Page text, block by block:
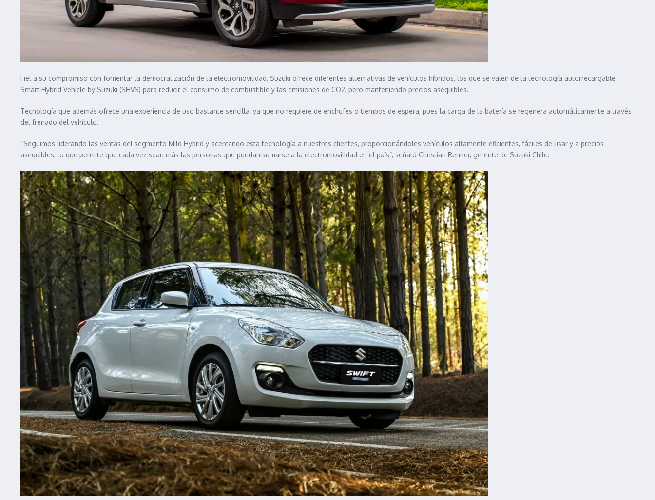
Fiel a su compromiso con fomentar la democratización de la electromovilidad, Suzuki ofrece diferentes alternativas de vehículos híbridos, los que se valen de la tecnología autorrecargable
Smart Hybrid Vehicle by Suzuki (SHVS) para reducir el consumo de combustible y las emisiones de CO2, pero manteniendo precios asequibles.
Tecnología que además ofrece una experiencia de uso bastante sencilla, ya que no requiere de enchufes o tiempos de espera, pues la carga de la batería se regenera automáticamente a través
del frenado del vehículo.
“Seguimos liderando las ventas del segmento Mild Hybrid y acercando esta tecnología a nuestros clientes, proporcionándoles vehículos altamente eficientes, fáciles de usar y a precios
asequibles, lo que permite que cada vez sean más las personas que puedan sumarse a la electromovilidad en el país”, señaló Christian Renner, gerente de Suzuki Chile.